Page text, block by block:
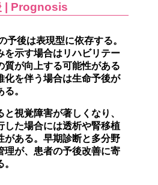
| Prognosis
予後は表現型に依存する。
を示す場合はリハビリテー
質が向上する可能性がある
化を伴う場合は生命予後が
る。
視覚障害が著しくなり、
した場合には透析や腎移植
がある。早期診断と多分野
理が、患者の予後改善に寄